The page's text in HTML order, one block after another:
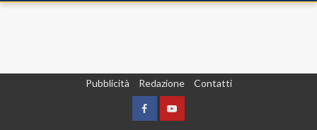
Pubblicità Redazione Contatti
FacebookYountube